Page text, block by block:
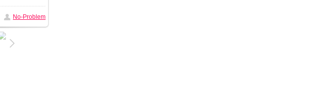
No-Problem